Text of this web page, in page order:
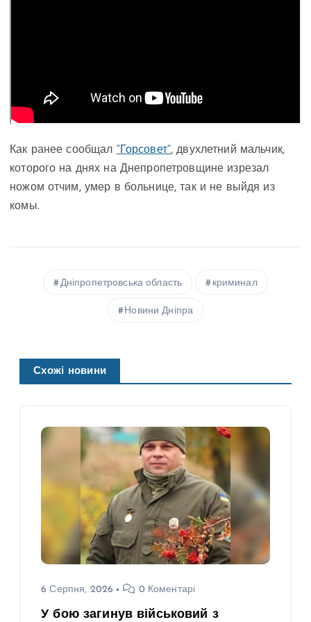
Как ранее сообщал “Горсовет”, двухлетний мальчик,
которого на днях на Днепропетровщине изрезал
ножом отчим, умер в больнице, так и не выйдя из
комы.
Дніпропетровська область криминал
Новини Дніпра
Схожі новини
6 Серпня, 2026 0 Коментарі
У бою загинув військовий з